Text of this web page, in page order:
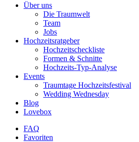
Über uns
Die Traumwelt
Team
Jobs
Hochzeitsratgeber
Hochzeitscheckliste
Formen & Schnitte
Hochzeits-Typ-Analyse
Events
Traumtage Hochzeitsfestival
Wedding Wednesday
Blog
Lovebox
FAQ
Favoriten